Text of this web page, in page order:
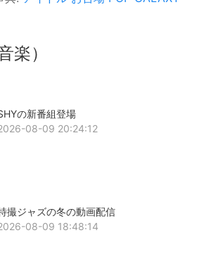
楽）
の新番組登場
08-09 20:24:12
撮ジャズの冬の動画配信
08-09 18:48:14